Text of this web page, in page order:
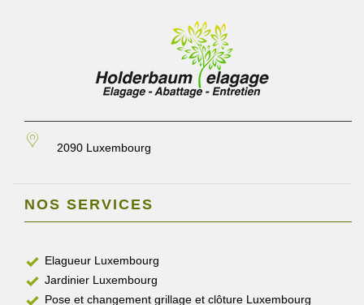
2090 Luxembourg
NOS SERVICES
Elagueur Luxembourg
Jardinier Luxembourg
Pose et changement grillage et clôture Luxembourg